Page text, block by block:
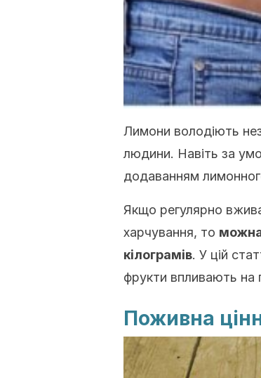
Лимони володіють
людини. Навіть за
додаванням
Якщо регулярно
харчування, то
кілограмів. У цій
фрукти впливають на
Поживна